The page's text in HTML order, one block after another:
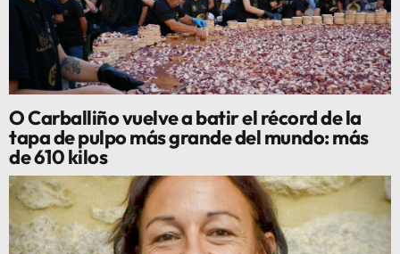
O Carballiño vuelve a batir el récord de la
tapa de pulpo más grande del mundo: más
de 610 kilos